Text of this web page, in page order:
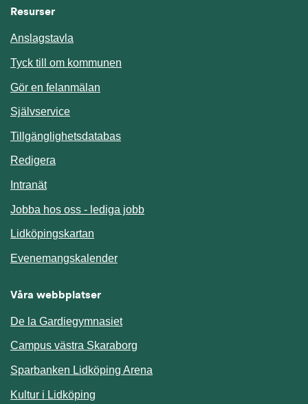
Resurser
Anslagstavla
Tyck till om kommunen
Gör en felanmälan
SjälvserviceLänk till annan webbplats.
TillgänglighetsdatabasLänk till annan webbplats.
Redigera
IntranätLänk till annan webbplats.
Jobba hos oss - lediga jobb
Lidköpingskartan
EvenemangskalenderLänk till annan webbplats.
Våra webbplatser
De la Gardiegymnasiet
Campus västra Skaraborg
Sparbanken Lidköping Arena
Kultur i Lidköping